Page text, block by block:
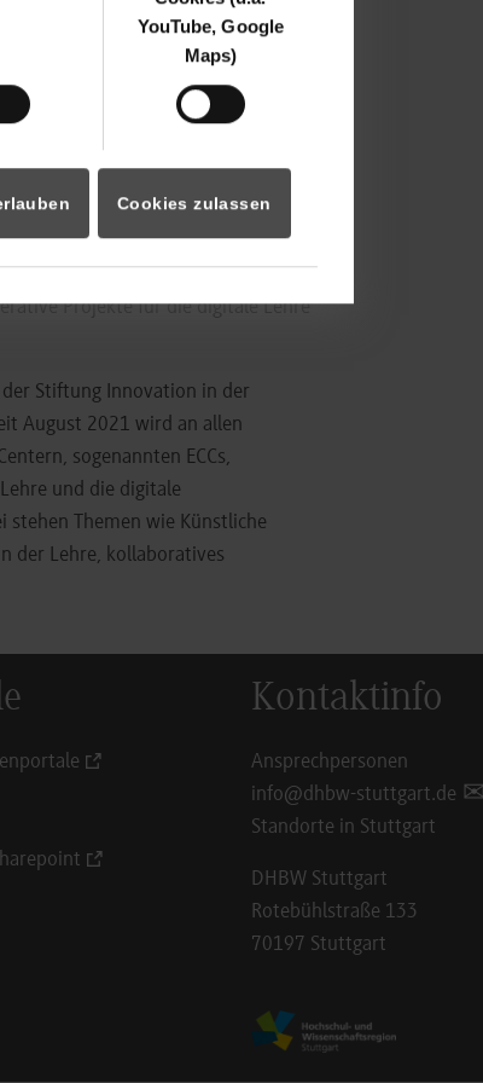
YouTube, Google
Maps)
Cookies zulassen
(Wädenswil CH) ausgezeichnet.
Studierenden des Faches
Lernplattform mit
mit den Vorlesungen zu
erstellt.
von der DHBW Karlsruhe, das
Projekte für die digitale Lehre
Stiftung Innovation in der
August 2021 wird an allen
sogenannten ECCs,
und die digitale
Themen wie Künstliche
der Lehre, kollaboratives
Kontaktinfo
Ansprechpersonen
info@dhbw-stuttgart.de
Standorte in Stuttgart
DHBW Stuttgart
Rotebühlstraße 133
70197 Stuttgart